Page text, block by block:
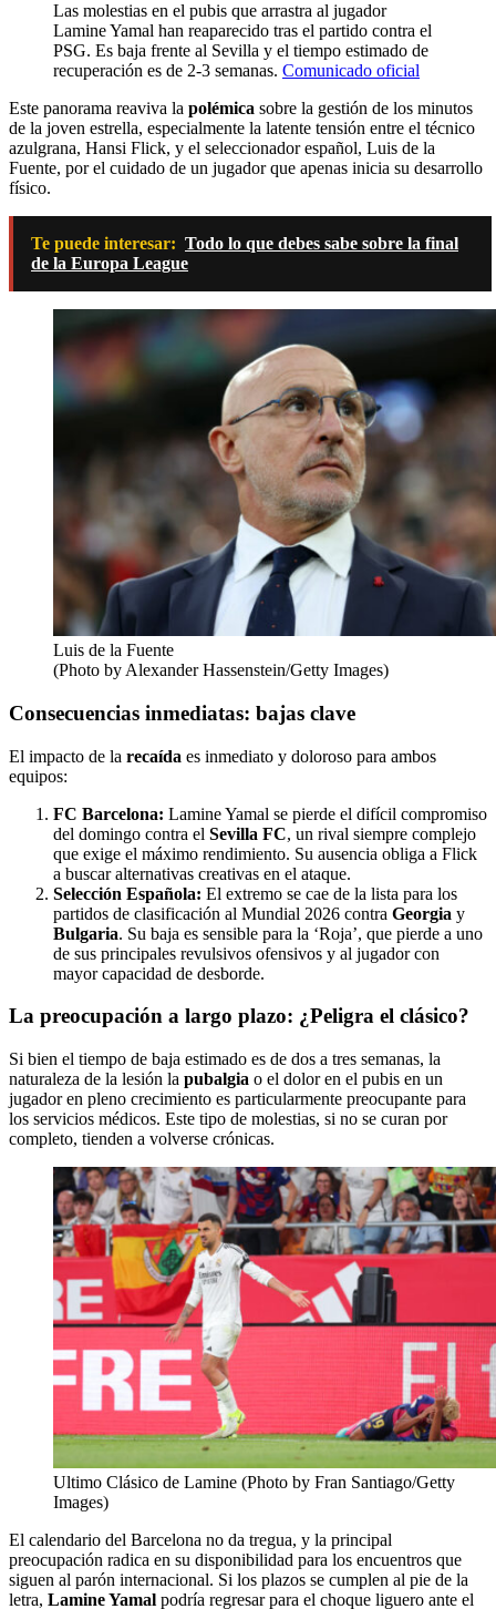
Las molestias en el pubis que arrastra al jugador
Lamine Yamal han reaparecido tras el partido contra el
PSG. Es baja frente al Sevilla y el tiempo estimado de
recuperación es de 2-3 semanas. Comunicado oficial
Este panorama reaviva la polémica sobre la gestión de los minutos
de la joven estrella, especialmente la latente tensión entre el técnico
azulgrana, Hansi Flick, y el seleccionador español, Luis de la
Fuente, por el cuidado de un jugador que apenas inicia su desarrollo
físico.
Te puede interesar: Todo lo que debes sabe sobre la final
de la Europa League
Luis de la Fuente
(Photo by Alexander Hassenstein/Getty Images)
Consecuencias inmediatas: bajas clave
El impacto de la recaída es inmediato y doloroso para ambos
equipos:
FC Barcelona: Lamine Yamal se pierde el difícil compromiso
del domingo contra el Sevilla FC, un rival siempre complejo
que exige el máximo rendimiento. Su ausencia obliga a Flick
a buscar alternativas creativas en el ataque.
Selección Española: El extremo se cae de la lista para los
partidos de clasificación al Mundial 2026 contra Georgia y
Bulgaria. Su baja es sensible para la ‘Roja’, que pierde a uno
de sus principales revulsivos ofensivos y al jugador con
mayor capacidad de desborde.
La preocupación a largo plazo: ¿Peligra el clásico?
Si bien el tiempo de baja estimado es de dos a tres semanas, la
naturaleza de la lesión la pubalgia o el dolor en el pubis en un
jugador en pleno crecimiento es particularmente preocupante para
los servicios médicos. Este tipo de molestias, si no se curan por
completo, tienden a volverse crónicas.
Ultimo Clásico de Lamine (Photo by Fran Santiago/Getty
Images)
El calendario del Barcelona no da tregua, y la principal
preocupación radica en su disponibilidad para los encuentros que
siguen al parón internacional. Si los plazos se cumplen al pie de la
letra, Lamine Yamal podría regresar para el choque liguero ante el